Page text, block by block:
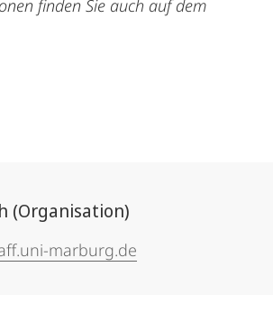
finden Sie auch auf dem
(Organisation)
marburg.de